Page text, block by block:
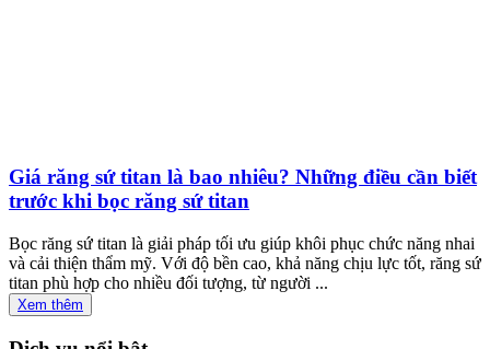
Giá răng sứ titan là bao nhiêu? Những điều cần biết
trước khi bọc răng sứ titan
Bọc răng sứ titan là giải pháp tối ưu giúp khôi phục chức năng nhai
và cải thiện thẩm mỹ. Với độ bền cao, khả năng chịu lực tốt, răng sứ
titan phù hợp cho nhiều đối tượng, từ người ...
Xem thêm